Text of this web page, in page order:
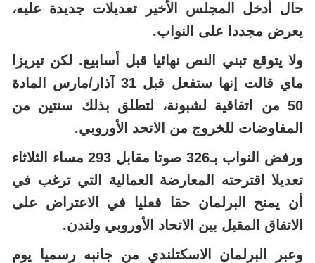
حال أدخل المجلس الأخير تعديلات جديدة عليه،
يعرض مجددا على النواب.
ولا يتوقع تبني النص نهائيا قبل أسابيع. لكن تيريزا
ماي قالت إنها ستفعل قبل 31 آذار/مارس المادة
50 من اتفاقية لشبونة، لتطلق بذلك سنتين من
المفاوضات للخروج من الاتحد الأوروبي.
ورفض النواب بـ326 صوتا مقابل 293 مساء الثلاثاء
تعديلا اقترحته المعارضة العمالية التي ترغب في
أن يمنح البرلمان حقا فعليا في الاعتراض على
الاتفاق المقبل بين الاتحاد الأوروبي ولندن.
وعبر البرلمان الاسكتلندي من جانبه رسميا يوم